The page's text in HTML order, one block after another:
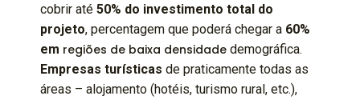
cobrir até 50% do investimento total do
projeto, percentagem que poderá chegar a 60%
em regiões de baixa densidade demográfica.
Empresas turísticas de praticamente todas as
áreas – alojamento (hotéis, turismo rural, etc.),